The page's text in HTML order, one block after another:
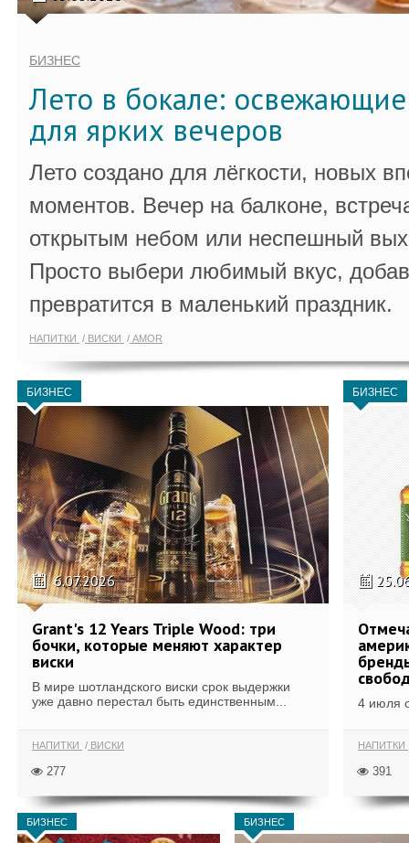
БИЗНЕС
Лето в бокале:
для ярких вечеров
Лето создано для лёгкости, новых
моментов. Вечер на балконе,
открытым небом или неспешный
Просто выбери любимый вкус,
превратится в маленький праздник.
НАПИТКИ ВИСКИ AMOR
БИЗНЕС
6.07.2026
Grant's 12 Years Triple Wood: три
бочки, которые меняют характер
виски
В мире шотландского виски срок выдержки
уже давно перестал быть единственным...
НАПИТКИ ВИСКИ
277
БИЗНЕС
4 июля
НАПИТКИ
391
БИЗНЕС БИЗНЕС